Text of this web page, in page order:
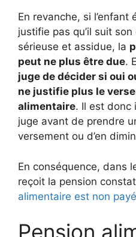
En revanche, si
justifie pas qu’il suit
sérieuse et assidue, la
peut ne plus être due.
juge de décider si oui
ne justifie plus le
alimentaire. Il est donc
juge avant de prendre
versement ou d’en
En conséquence, dans
reçoit la pension
alimentaire est non
Pension